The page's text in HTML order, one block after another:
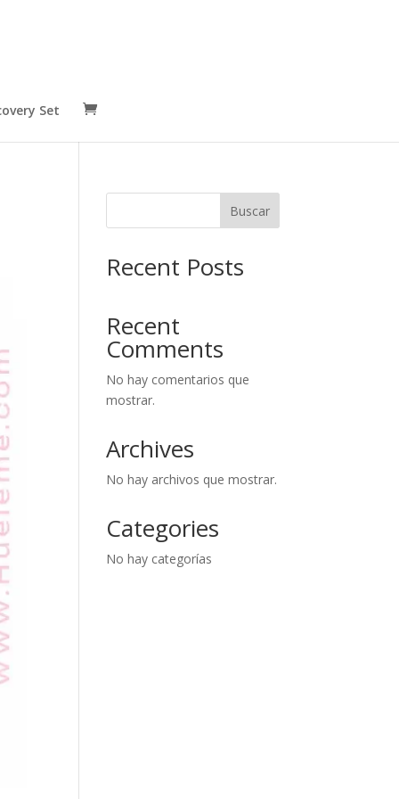
Set
Buscar
Recent Posts
Recent
Comments
No hay comentarios que
mostrar.
Archives
No hay archivos que mostrar.
Categories
No hay categorías